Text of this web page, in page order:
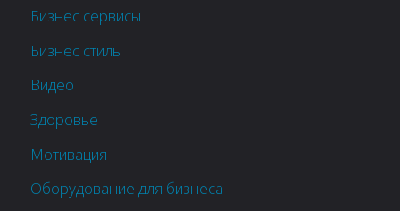
Бизнес сервисы
Бизнес стиль
Видео
Здоровье
Мотивация
Оборудование для бизнеса